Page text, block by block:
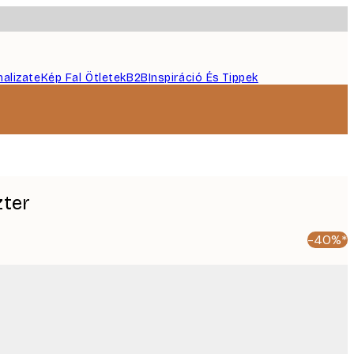
Kép Fal ÖtletekB2BInspiráció És Tippek
-40%*